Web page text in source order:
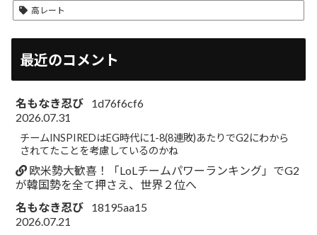
高レート
最近のコメント
名もなき忍び
1d76f6cf6
2026.07.31
チームINSPIREDはEG時代に1-8(8連敗)あたりでG2にわから
されてたことを考慮しているのかね
欧米勢大歓喜！「LoLチームパワーランキング」でG2
が韓国勢を全て押さえ、世界２位へ
名もなき忍び
18195aa15
2026.07.21